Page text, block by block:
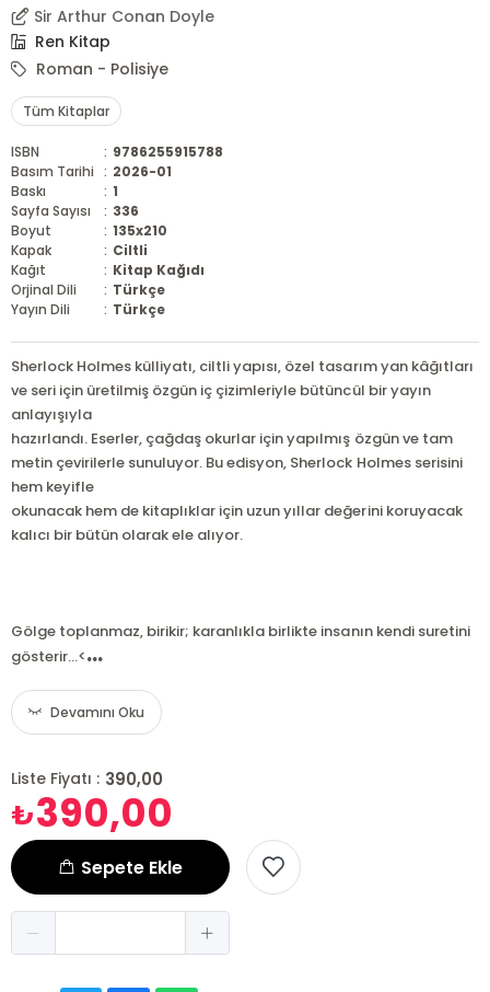
Sir Arthur Conan Doyle
Ren Kitap
Roman - Polisiye
Tüm Kitaplar
ISBN : 9786255915788
Basım Tarihi : 2026-01
Baskı
: 1
Sayfa Sayısı
: 336
Boyut
: 135x210
Kapak
: Ciltli
Kağıt
: Kitap Kağıdı
Orjinal Dili
: Türkçe
Yayın Dili
: Türkçe
Sherlock Holmes külliyatı, ciltli yapısı, özel tasarım yan kâğıtları
ve seri için üretilmiş özgün iç çizimleriyle bütüncül bir yayın
anlayışıyla
hazırlandı. Eserler, çağdaş okurlar için yapılmış özgün ve tam
metin çevirilerle sunuluyor. Bu edisyon, Sherlock Holmes serisini
hem keyifle
okunacak hem de kitaplıklar için uzun yıllar değerini koruyacak
kalıcı bir bütün olarak ele alıyor.
Gölge toplanmaz, birikir; karanlıkla birlikte insanın kendi suretini
gösterir...<...
Devamını Oku
Liste Fiyatı : 390,00
₺390,00
Sepete Ekle